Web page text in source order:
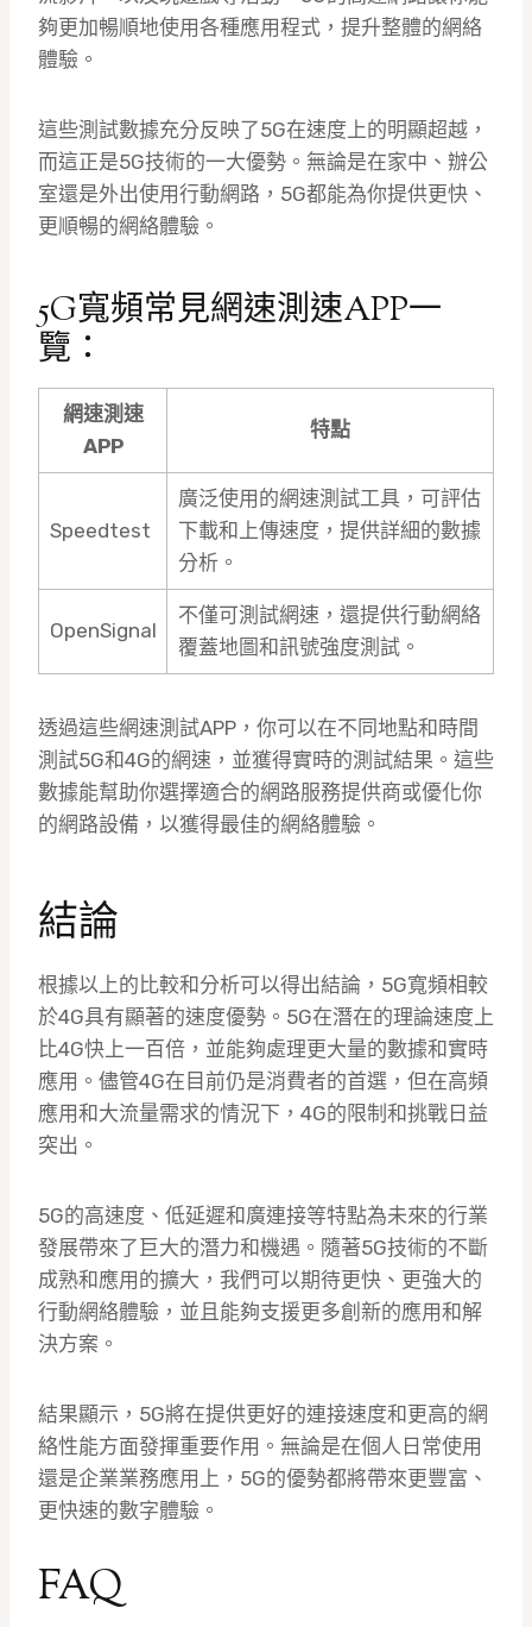
夠更加暢順地使用各種應用程式，提升整體的網絡
體驗。
這些測試數據充分反映了5G在速度上的明顯超越，
而這正是5G技術的一大優勢。無論是在家中、辦公
室還是外出使用行動網路，5G都能為你提供更快、
更順暢的網絡體驗。
5G寬頻常見網速測速APP一
覽：
網速測速
APP
特點
Speedtest
廣泛使用的網速測試工具，可評估
下載和上傳速度，提供詳細的數據
分析。
OpenSignal
不僅可測試網速，還提供行動網絡
覆蓋地圖和訊號強度測試。
透過這些網速測試APP，你可以在不同地點和時間
測試5G和4G的網速，並獲得實時的測試結果。這些
數據能幫助你選擇適合的網路服務提供商或優化你
的網路設備，以獲得最佳的網絡體驗。
結論
根據以上的比較和分析可以得出結論，5G寬頻相較
於4G具有顯著的速度優勢。5G在潛在的理論速度上
比4G快上一百倍，並能夠處理更大量的數據和實時
應用。儘管4G在目前仍是消費者的首選，但在高頻
應用和大流量需求的情況下，4G的限制和挑戰日益
突出。
5G的高速度、低延遲和廣連接等特點為未來的行業
發展帶來了巨大的潛力和機遇。隨著5G技術的不斷
成熟和應用的擴大，我們可以期待更快、更強大的
行動網絡體驗，並且能夠支援更多創新的應用和解
決方案。
結果顯示，5G將在提供更好的連接速度和更高的網
絡性能方面發揮重要作用。無論是在個人日常使用
還是企業業務應用上，5G的優勢都將帶來更豐富、
更快速的數字體驗。
FAQ